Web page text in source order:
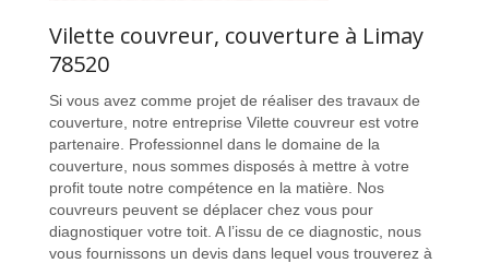
Vilette couvreur, couverture à Limay
78520
Si vous avez comme projet de réaliser des travaux de
couverture, notre entreprise Vilette couvreur est votre
partenaire. Professionnel dans le domaine de la
couverture, nous sommes disposés à mettre à votre
profit toute notre compétence en la matière. Nos
couvreurs peuvent se déplacer chez vous pour
diagnostiquer votre toit. A l’issu de ce diagnostic, nous
vous fournissons un devis dans lequel vous trouverez à